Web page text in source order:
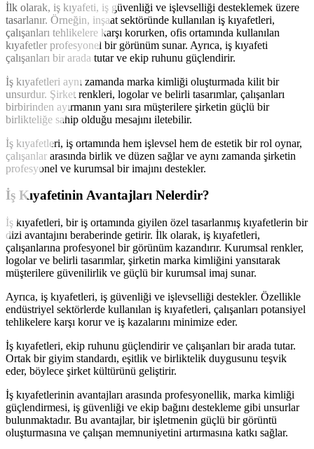
İlk olarak, iş kıyafeti, iş güvenliği ve işlevselliği desteklemek üzere
tasarlanır. Örneğin, inşaat sektöründe kullanılan iş kıyafetleri,
çalışanları tehlikelere karşı korurken, ofis ortamında kullanılan
kıyafetler profesyonel bir görünüm sunar. Ayrıca, iş kıyafeti
çalışanları bir arada tutar ve ekip ruhunu güçlendirir.
İş kıyafetleri aynı zamanda marka kimliği oluşturmada kilit bir
unsurdur. Şirket renkleri, logolar ve belirli tasarımlar, çalışanları
birbirinden ayırmanın yanı sıra müşterilere şirketin güçlü bir
birlikteliğe sahip olduğu mesajını iletebilir.
İş kıyafetleri, iş ortamında hem işlevsel hem de estetik bir rol oynar,
çalışanlar arasında birlik ve düzen sağlar ve aynı zamanda şirketin
profesyonel ve kurumsal bir imajını destekler.
İş Kıyafetinin Avantajları Nelerdir?
İş kıyafetleri, bir iş ortamında giyilen özel tasarlanmış kıyafetlerin bir
dizi avantajını beraberinde getirir. İlk olarak, iş kıyafetleri,
çalışanlarına profesyonel bir görünüm kazandırır. Kurumsal renkler,
logolar ve belirli tasarımlar, şirketin marka kimliğini yansıtarak
müşterilere güvenilirlik ve güçlü bir kurumsal imaj sunar.
Ayrıca, iş kıyafetleri, iş güvenliği ve işlevselliği destekler. Özellikle
endüstriyel sektörlerde kullanılan iş kıyafetleri, çalışanları potansiyel
tehlikelere karşı korur ve iş kazalarını minimize eder.
İş kıyafetleri, ekip ruhunu güçlendirir ve çalışanları bir arada tutar.
Ortak bir giyim standardı, eşitlik ve birliktelik duygusunu teşvik
eder, böylece şirket kültürünü geliştirir.
İş kıyafetlerinin avantajları arasında profesyonellik, marka kimliği
güçlendirmesi, iş güvenliği ve ekip bağını destekleme gibi unsurlar
bulunmaktadır. Bu avantajlar, bir işletmenin güçlü bir görüntü
oluşturmasına ve çalışan memnuniyetini artırmasına katkı sağlar.